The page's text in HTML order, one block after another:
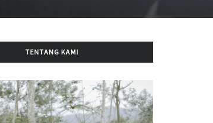
TENTANG KAMI